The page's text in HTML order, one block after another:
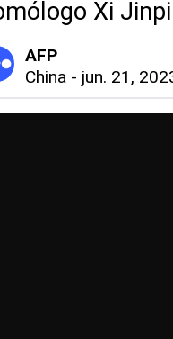
Xi
AFP
China - jun. 21,